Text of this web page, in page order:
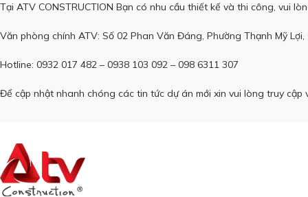
Tại ATV CONSTRUCTION Bạn có nhu cầu thiết kế và thi công, vui
Văn phòng chính ATV: Số 02 Phan Văn Đáng, Phường Thạnh Mỹ Lợi,
Hotline: 0932 017 482 – 0938 103 092 – 098 6311 307
Để cập nhật nhanh chóng các tin tức dự án mới xin vui lòng truy